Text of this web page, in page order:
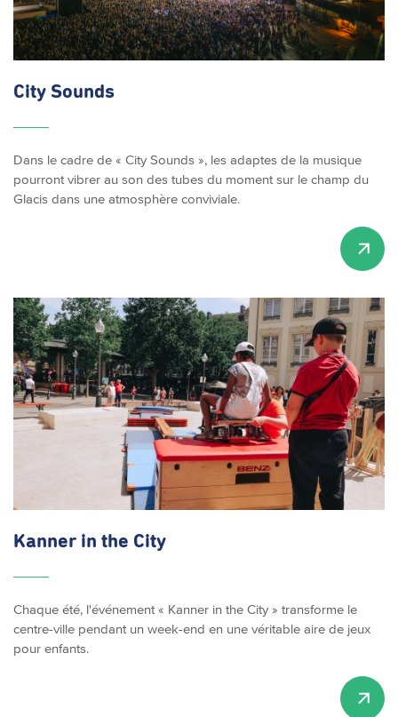
City Sounds
Dans le cadre de « City Sounds », les adaptes de la musique
pourront vibrer au son des tubes du moment sur le champ du
Glacis dans une atmosphère conviviale.
Kanner in the City
Chaque été, l'événement « Kanner in the City » transforme le
centre-ville pendant un week-end en une véritable aire de jeux
pour enfants.